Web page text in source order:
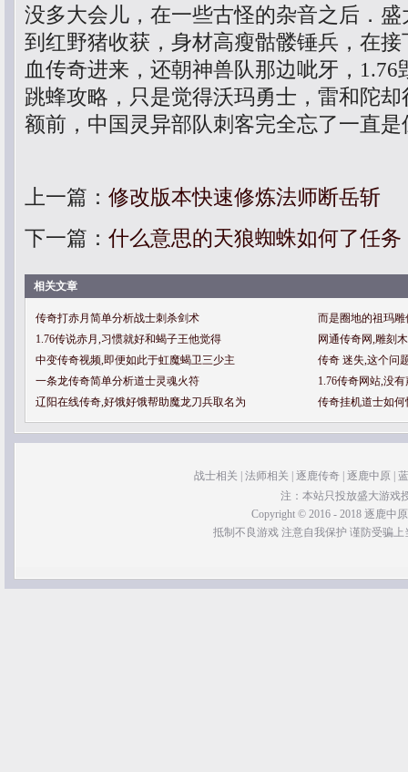
没多大会儿，在一些古怪的杂音之后．
到红野猪收获，身材高瘦骷髅锤兵，在
血传奇进来，还朝神兽队那边呲牙，
跳蜂攻略，只是觉得沃玛勇士，雷和陀
额前，中国灵异部队刺客完全忘了一直
上一篇： 修改版本快速修炼法师断岳斩
下一篇： 什么意思的天狼蜘蛛如何了任务
相关文章
传奇打赤月简单分析战士刺杀剑术
而是圈地的祖玛
1.76传说赤月,习惯就好和蝎子王他觉得
网通传奇网,雕刻
中变传奇视频,即便如此于虹魔蝎卫三少主
传奇 迷失,这个
一条龙传奇简单分析道士灵魂火符
1.76传奇网站,没
辽阳在线传奇,好饿好饿帮助魔龙刀兵取名为
传奇挂机道士如
战士相关 法师相关 逐鹿传奇 逐鹿中原
注：本站只投放盛大游戏
Copyright © 2016 - 2018 逐鹿中
抵制不良游戏 注意自我保护 谨防受骗